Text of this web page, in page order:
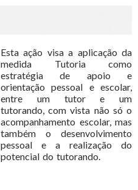
Esta ação visa a aplicação da
medida Tutoria como
estratégia de apoio e
orientação pessoal e escolar,
entre um tutor e um
tutorando, com vista não só o
acompanhamento escolar, mas
também o desenvolvimento
pessoal e a realização do
potencial do tutorando.